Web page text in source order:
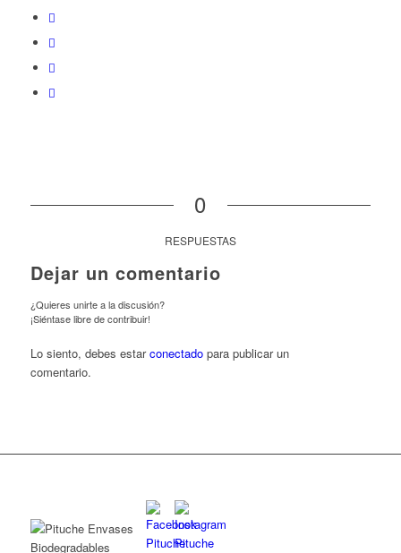
0
RESPUESTAS
Dejar un comentario
¿Quieres unirte a la discusión?
¡Siéntase libre de contribuir!
Lo siento, debes estarconectadopara publicar un
comentario.